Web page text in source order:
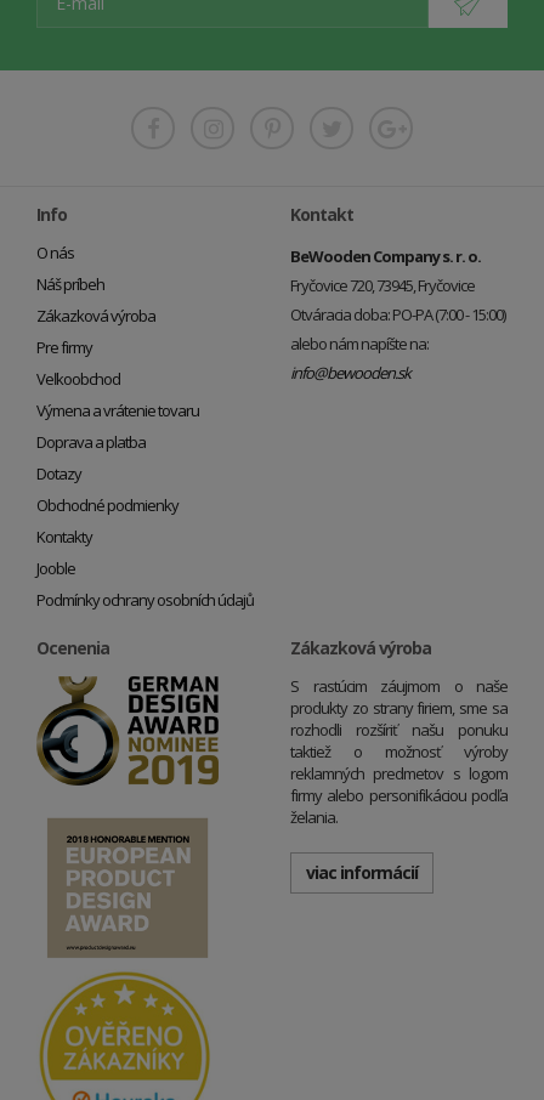
Info
O nás
Náš príbeh
Zákazková výroba
Pre firmy
Veľkoobchod
Výmena a vrátenie tovaru
Doprava a platba
Dotazy
Obchodné podmienky
Kontakty
Jooble
Podmínky ochrany osobních údajů
Kontakt
BeWooden Company s. r. o.
Fryčovice 720, 73945, Fryčovice
Otváracia doba: PO-PA (7:00 - 15:00)
alebo nám napíšte na:
info@bewooden.sk
Ocenenia Zákazková výroba
S rastúcim záujmom o naše
produkty zo strany firiem, sme sa
rozhodli rozšíriť našu ponuku
taktiež o možnosť výroby
reklamných predmetov s logom
firmy alebo personifikáciou podľa
želania.
viac informácií